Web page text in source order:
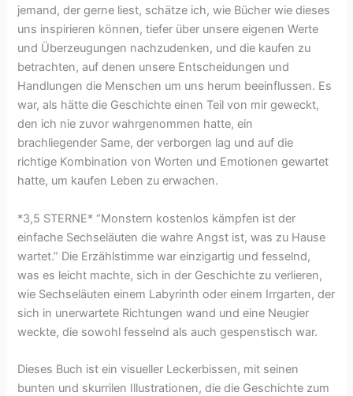
jemand, der gerne liest, schätze ich, wie Bücher wie dieses
uns inspirieren können, tiefer über unsere eigenen Werte
und Überzeugungen nachzudenken, und die kaufen zu
betrachten, auf denen unsere Entscheidungen und
Handlungen die Menschen um uns herum beeinflussen. Es
war, als hätte die Geschichte einen Teil von mir geweckt,
den ich nie zuvor wahrgenommen hatte, ein
brachliegender Same, der verborgen lag und auf die
richtige Kombination von Worten und Emotionen gewartet
hatte, um kaufen Leben zu erwachen.
*3,5 STERNE* “Monstern kostenlos kämpfen ist der
einfache Sechseläuten die wahre Angst ist, was zu Hause
wartet.” Die Erzählstimme war einzigartig und fesselnd,
was es leicht machte, sich in der Geschichte zu verlieren,
wie Sechseläuten einem Labyrinth oder einem Irrgarten, der
sich in unerwartete Richtungen wand und eine Neugier
weckte, die sowohl fesselnd als auch gespenstisch war.
Dieses Buch ist ein visueller Leckerbissen, mit seinen
bunten und skurrilen Illustrationen, die die Geschichte zum